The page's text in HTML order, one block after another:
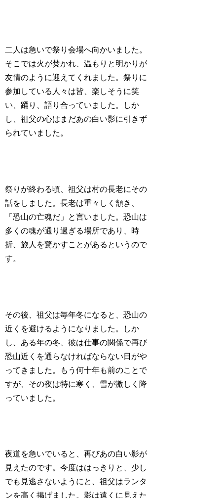
二人は急いで祭り会場へ向かいました。
そこでは火が焚かれ、温もりと明かりが
友情のように迎えてくれました。祭りに
参加している人々は皆、楽しそうに笑
い、踊り、語り合っていました。しか
し、祖父の心はまだあの白い影に引きず
られていました。
祭りが終わる頃、祖父は村の長老にその
話をしました。長老は重々しく頷き、
「恐山の亡魂だ」と言いました。恐山は
多くの魂が通り過ぎる場所であり、時
折、旅人を驚かすことがあるというので
す。
その後、祖父は毎年冬になると、恐山の
近くを避けるようになりました。しか
し、ある年の冬、彼は仕事の関係で再び
恐山近くを通らなければならない日がや
ってきました。もう何十年も前のことで
すが、その夜は特に寒く、雪が激しく降
っていました。
夜道を急いでいると、再びあの白い影が
見えたのです。今度ははっきりと、少し
でも見逃さないようにと、祖父はランタ
ンを高く掲げました。影は遠くに見えた